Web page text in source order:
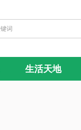
生活天地